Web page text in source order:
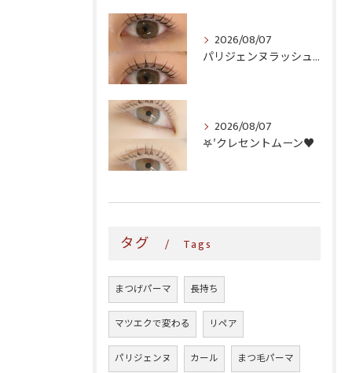
2026/08/07
パリジェンヌラッシュリフト♪
2026/08/07
𖤐′クレセントムーン♥️
タグ Tags
まつげパーマ 長持ち
マツエクで変わる リペア
パリジェンヌ カール まつ毛パーマ